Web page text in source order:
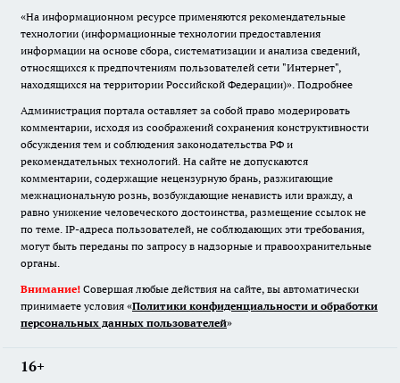
«На информационном ресурсе применяются рекомендательные
технологии (информационные технологии предоставления
информации на основе сбора, систематизации и анализа сведений,
относящихся к предпочтениям пользователей сети "Интернет",
находящихся на территории Российской Федерации)». Подробнее
Администрация портала оставляет за собой право модерировать
комментарии, исходя из соображений сохранения конструктивности
обсуждения тем и соблюдения законодательства РФ и
рекомендательных технологий. На сайте не допускаются
комментарии, содержащие нецензурную брань, разжигающие
межнациональную рознь, возбуждающие ненависть или вражду, а
равно унижение человеческого достоинства, размещение ссылок не
по теме. IP-адреса пользователей, не соблюдающих эти требования,
могут быть переданы по запросу в надзорные и правоохранительные
органы.
Внимание! Совершая любые действия на сайте, вы автоматически
принимаете условия «Политики конфиденциальности и обработки
персональных данных пользователей»
16+